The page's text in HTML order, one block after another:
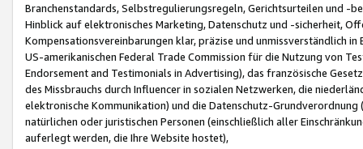
Branchenstandards, Selbstregulierungsregeln, Gerichtsurteilen und -
Hinblick auf elektronisches Marketing, Datenschutz und -sicherheit,
Kompensationsvereinbarungen klar, präzise und unmissverständlich
US-amerikanischen Federal Trade Commission für die Nutzung von
Endorsement and Testimonials in Advertising), das französische
des Missbrauchs durch Influencer in sozialen Netzwerken, die
elektronische Kommunikation) und die Datenschutz-
natürlichen oder juristischen Personen (einschließlich aller
auferlegt werden, die Ihre Website hostet),